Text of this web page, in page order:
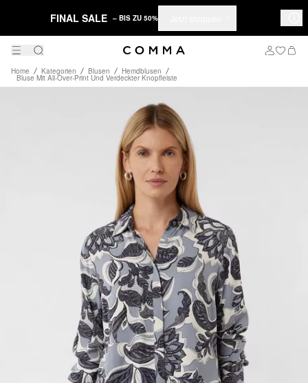
FINAL SALE – BIS ZU 50%
Home Kategorien Blusen Hemdblusen
Bluse Mit All-Over-Print Und Verdeckter Knopfleiste